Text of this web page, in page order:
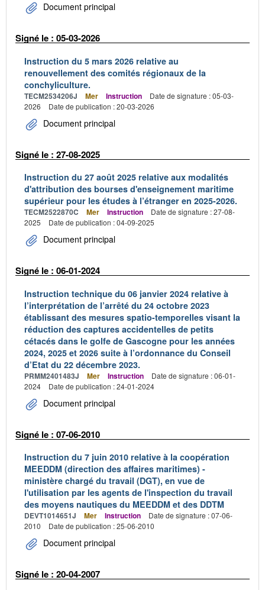
Document principal
Signé le : 05-03-2026
Instruction du 5 mars 2026 relative au
renouvellement des comités régionaux de la
conchyliculture.
TECM2534206J Mer Instruction
Date de signature : 05-03-
2026
Date de publication : 20-03-2026
Document principal
Signé le : 27-08-2025
Instruction du 27 août 2025 relative aux modalités
d'attribution des bourses d'enseignement maritime
supérieur pour les études à l’étranger en 2025-2026.
TECM2522870C Mer Instruction
Date de signature : 27-08-
2025
Date de publication : 04-09-2025
Document principal
Signé le : 06-01-2024
Instruction technique du 06 janvier 2024 relative à
l’interprétation de l’arrêté du 24 octobre 2023
établissant des mesures spatio-temporelles visant la
réduction des captures accidentelles de petits
cétacés dans le golfe de Gascogne pour les années
2024, 2025 et 2026 suite à l’ordonnance du Conseil
d’Etat du 22 décembre 2023.
PRMM2401483J Mer Instruction
Date de signature : 06-01-
2024
Date de publication : 24-01-2024
Document principal
Signé le : 07-06-2010
Instruction du 7 juin 2010 relative à la coopération
MEEDDM (direction des affaires maritimes) -
ministère chargé du travail (DGT), en vue de
l'utilisation par les agents de l'inspection du travail
des moyens nautiques du MEEDDM et des DDTM
DEVT1014651J Mer Instruction
Date de signature : 07-06-
2010
Date de publication : 25-06-2010
Document principal
Signé le : 20-04-2007